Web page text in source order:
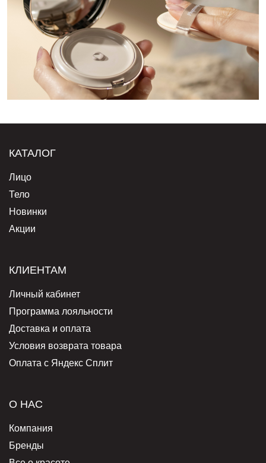
КАТАЛОГ
Лицо
Тело
Новинки
Акции
КЛИЕНТАМ
Личный кабинет
Программа лояльности
Доставка и оплата
Условия возврата товара
Оплата с Яндекс Сплит
О НАС
Компания
Бренды